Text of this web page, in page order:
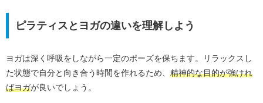
ピラティスとヨガの違いを理解しよう
ヨガは深く呼吸をしながら一定のポーズを保ちます。リラックスし
た状態で自分と向き合う時間を作れるため、 精神的な目的が強けれ
ばヨガが良いでしょう。